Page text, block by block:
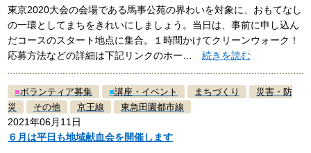
東京2020大会の会場である馬事公苑の界わいを対象に、おもてなし
の一環としてまちをきれいにしましょう。当日は、事前に申し込ん
だコースのスタート地点に集合。１時間かけてクリーンウォーク！
応募方法などの詳細は下記リンクのホー…続きを読む
■ボランティア募集 ■講座・イベント まちづくり
災害・防
災
その他 京王線 東急田園都市線
2021年06月11日
６月は平日も地域献血会を開催します